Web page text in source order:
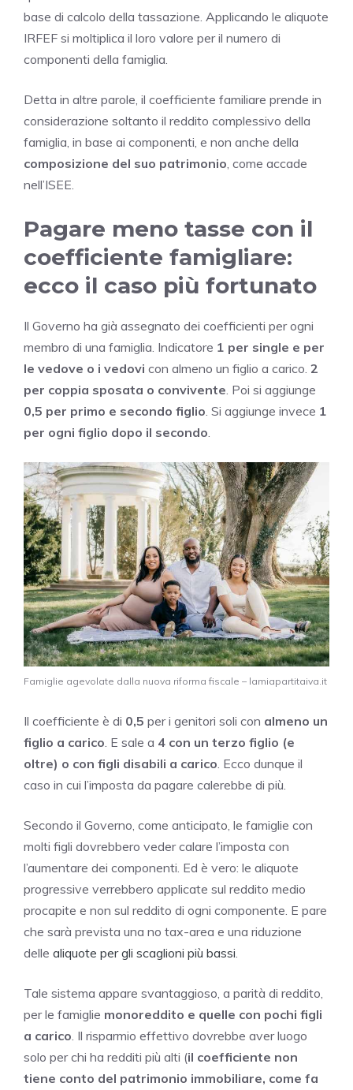
base di calcolo della tassazione. Applicando le aliquote
IRFEF si moltiplica il loro valore per il numero di
componenti della famiglia.
Detta in altre parole, il coefficiente familiare prende in
considerazione soltanto il reddito complessivo della
famiglia, in base ai componenti, e non anche della
composizione del suo patrimonio, come accade
nell’ISEE.
Pagare meno tasse con il
coefficiente famigliare:
ecco il caso più fortunato
Il Governo ha già assegnato dei coefficienti per ogni
membro di una famiglia. Indicatore 1 per single e per
le vedove o i vedovi con almeno un figlio a carico. 2
per coppia sposata o convivente. Poi si aggiunge
0,5 per primo e secondo figlio. Si aggiunge invece 1
per ogni figlio dopo il secondo.
Famiglie agevolate dalla nuova riforma fiscale – lamiapartitaiva.it
Il coefficiente è di 0,5 per i genitori soli con almeno un
figlio a carico . E sale a 4 con un terzo figlio (e
oltre) o con figli disabili a carico . Ecco dunque il
caso in cui l’imposta da pagare calerebbe di più.
Secondo il Governo, come anticipato, le famiglie con
molti figli dovrebbero veder calare l’imposta con
l’aumentare dei componenti. Ed è vero: le aliquote
progressive verrebbero applicate sul reddito medio
procapite e non sul reddito di ogni componente. E pare
che sarà prevista una no tax-area e una riduzione
delle aliquote per gli scaglioni più bassi
Tale sistema appare svantaggioso, a parità di reddito,
per le famiglie monoreddito e quelle con pochi figli
a carico . Il risparmio effettivo dovrebbe aver luogo
solo per chi ha redditi più alti (il coefficiente non
tiene conto del patrimonio immobiliare, come fa